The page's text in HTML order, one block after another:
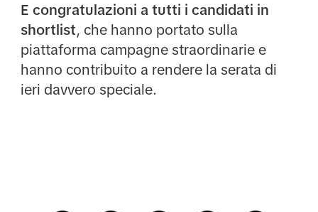
E congratulazioni a tutti i candidati in
shortlist, che hanno portato sulla
piattaforma campagne straordinarie e
hanno contribuito a rendere la serata di
ieri davvero speciale.